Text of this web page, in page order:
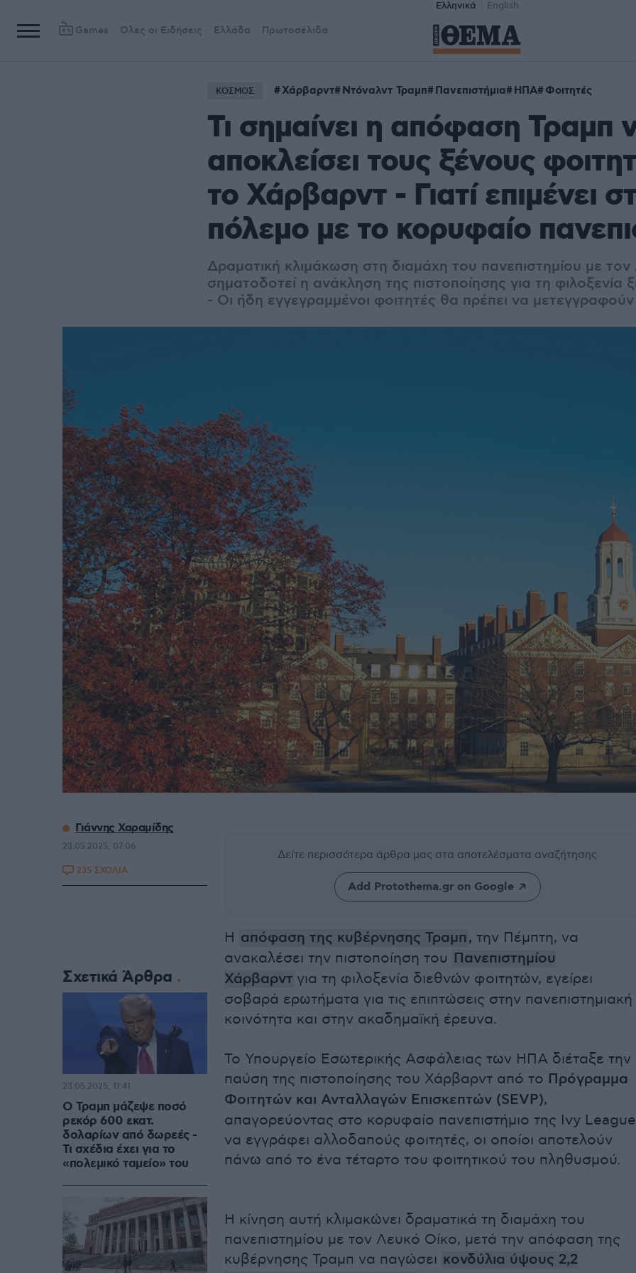
Ελληνικά English
Games Όλες οι Ειδήσεις Ελλάδα Πρωτοσέλιδα
ΚΟΣΜΟΣ Χάρβαρντ Ντόναλντ Τραμπ Πανεπιστήμια ΗΠΑ Φοιτητές
Τι σημαίνει η απόφαση Τραμπ
αποκλείσει τους ξένους
το Χάρβαρντ - Γιατί επιμένει
πόλεμο με το κορυφαίο
Δραματική κλιμάκωση στη διαμάχη του πανεπιστημίου με
σηματοδοτεί η ανάκληση της πιστοποίησης για τη φιλοξενία
- Οι ήδη εγγεγραμμένοι φοιτητές θα πρέπει να
Δείτε περισσότερα άρθρα μας στα αποτελέσματα αναζήτησης
Add Protothema.gr on Google
Η απόφαση της κυβέρνησης Τραμπ , την Πέμπτη, να
ανακαλέσει την πιστοποίηση του Πανεπιστημίου
Χάρβαρντ για τη φιλοξενία διεθνών φοιτητών, εγείρει
σοβαρά ερωτήματα για τις επιπτώσεις στην πανεπιστημιακή
κοινότητα και στην ακαδημαϊκή έρευνα.
Το Υπουργείο Εσωτερικής Ασφάλειας των ΗΠΑ διέταξε την
παύση της πιστοποίησης του Χάρβαρντ από το Πρόγραμμα
Φοιτητών και Ανταλλαγών Επισκεπτών (SEVP),
απαγορεύοντας στο κορυφαίο πανεπιστήμιο της Ivy League
να εγγράφει αλλοδαπούς φοιτητές, οι οποίοι αποτελούν
πάνω από το ένα τέταρτο του φοιτητικού του πληθυσμού.
Η κίνηση αυτή κλιμακώνει δραματικά τη διαμάχη του
πανεπιστημίου με τον Λευκό Οίκο, μετά την απόφαση της
κυβέρνησης Τραμπ να παγώσει κονδύλια ύψους 2,2
Γιάννης Χαραμίδης
23.05.2025, 07:06
235 ΣΧΟΛΙΑ
Σχετικά Άρθρα
Ο Τραμπ μάζεψε ποσό
ρεκόρ 600 εκατ.
δολαρίων από δωρεές -
Τι σχέδια έχει για το
«πολεμικό ταμείο» του
23.05.2025, 11:41